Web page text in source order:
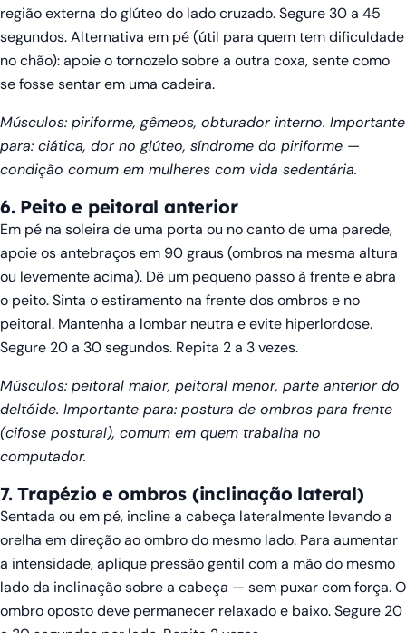
região externa do glúteo do lado cruzado. Segure 30 a 45
segundos. Alternativa em pé (útil para quem tem dificuldade
no chão): apoie o tornozelo sobre a outra coxa, sente como
se fosse sentar em uma cadeira.
Músculos: piriforme, gêmeos, obturador interno. Importante
para: ciática, dor no glúteo, síndrome do piriforme —
condição comum em mulheres com vida sedentária.
6. Peito e peitoral anterior
Em pé na soleira de uma porta ou no canto de uma parede,
apoie os antebraços em 90 graus (ombros na mesma altura
ou levemente acima). Dê um pequeno passo à frente e abra
o peito. Sinta o estiramento na frente dos ombros e no
peitoral. Mantenha a lombar neutra e evite hiperlordose.
Segure 20 a 30 segundos. Repita 2 a 3 vezes.
Músculos: peitoral maior, peitoral menor, parte anterior do
deltóide. Importante para: postura de ombros para frente
(cifose postural), comum em quem trabalha no
computador.
7. Trapézio e ombros (inclinação lateral)
Sentada ou em pé, incline a cabeça lateralmente levando a
orelha em direção ao ombro do mesmo lado. Para aumentar
a intensidade, aplique pressão gentil com a mão do mesmo
lado da inclinação sobre a cabeça — sem puxar com força. O
ombro oposto deve permanecer relaxado e baixo. Segure 20